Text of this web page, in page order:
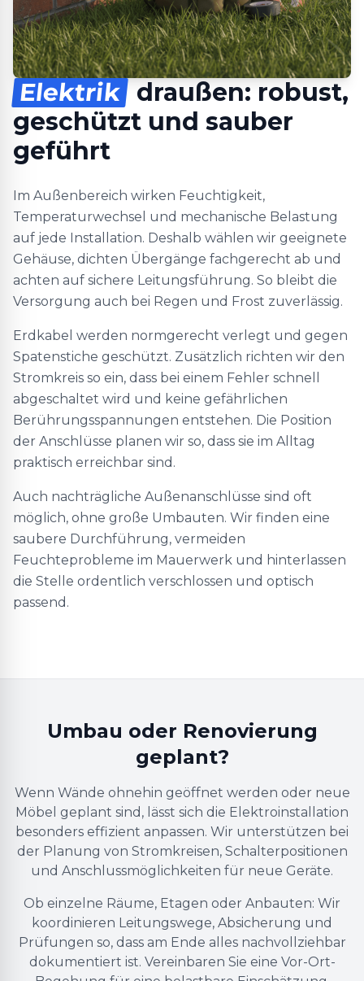
Elektrik draußen: robust,
geschützt und sauber
geführt
Im Außenbereich wirken Feuchtigkeit,
Temperaturwechsel und mechanische Belastung
auf jede Installation. Deshalb wählen wir geeignete
Gehäuse, dichten Übergänge fachgerecht ab und
achten auf sichere Leitungsführung. So bleibt die
Versorgung auch bei Regen und Frost zuverlässig.
Erdkabel werden normgerecht verlegt und gegen
Spatenstiche geschützt. Zusätzlich richten wir den
Stromkreis so ein, dass bei einem Fehler schnell
abgeschaltet wird und keine gefährlichen
Berührungsspannungen entstehen. Die Position
der Anschlüsse planen wir so, dass sie im Alltag
praktisch erreichbar sind.
Auch nachträgliche Außenanschlüsse sind oft
möglich, ohne große Umbauten. Wir finden eine
saubere Durchführung, vermeiden
Feuchteprobleme im Mauerwerk und hinterlassen
die Stelle ordentlich verschlossen und optisch
passend.
Umbau oder Renovierung
geplant?
Wenn Wände ohnehin geöffnet werden oder neue
Möbel geplant sind, lässt sich die Elektroinstallation
besonders effizient anpassen. Wir unterstützen bei
der Planung von Stromkreisen, Schalterpositionen
und Anschlussmöglichkeiten für neue Geräte.
Ob einzelne Räume, Etagen oder Anbauten: Wir
koordinieren Leitungswege, Absicherung und
Prüfungen so, dass am Ende alles nachvollziehbar
dokumentiert ist. Vereinbaren Sie eine Vor-Ort-